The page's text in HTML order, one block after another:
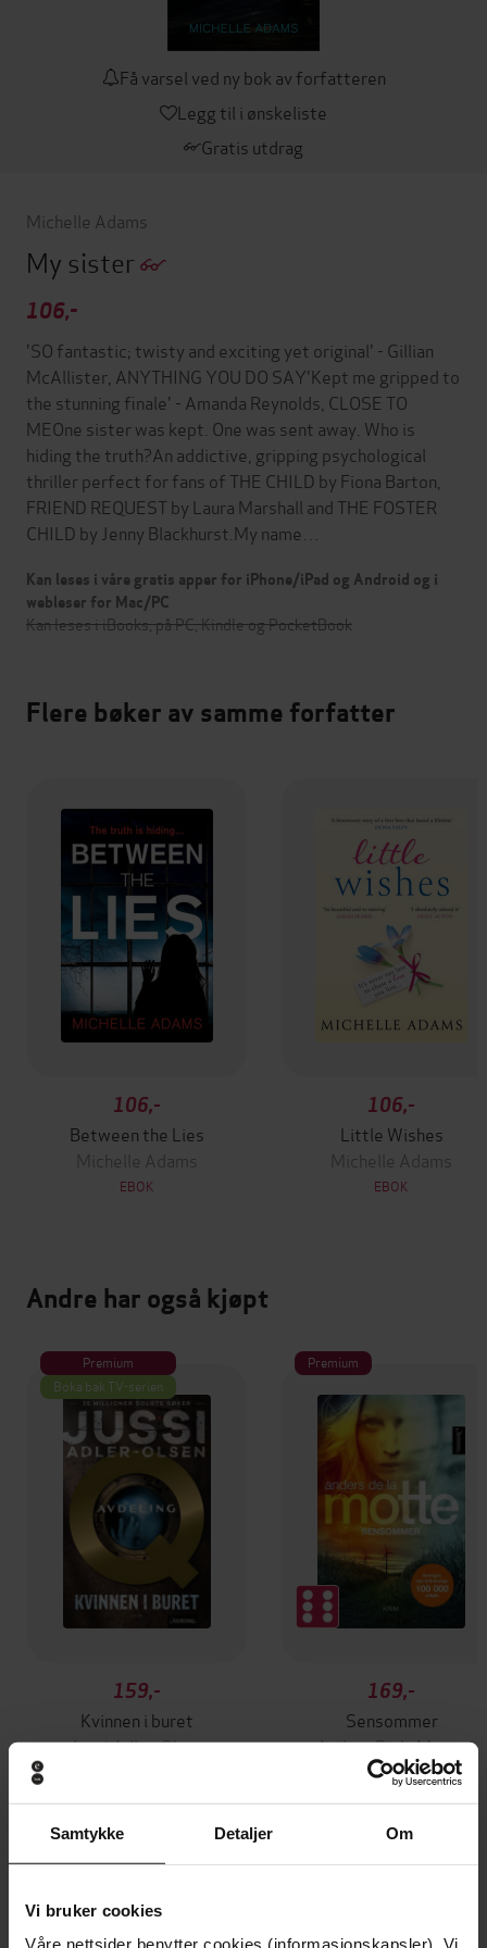
Samtykke Detaljer Om
Vi bruker cookies
Våre nettsider benytter cookies (informasjonskapsler). Vi
Få varsel ved ny bok av forfatteren
Legg til i ønskeliste
Gratis utdrag
Michelle Adams
My sister
106,-
'SO fantastic; twisty and exciting yet original' - Gillian
McAllister, ANYTHING YOU DO SAY'Kept me gripped to
the stunning finale' - Amanda Reynolds, CLOSE TO
MEOne sister was kept. One was sent away. Who is
hiding the truth?An addictive, gripping psychological
thriller perfect for fans of THE CHILD by Fiona Barton,
FRIEND REQUEST by Laura Marshall and THE FOSTER
CHILD by Jenny Blackhurst.My name…
Kan leses i våre gratis apper for iPhone/iPad og Android og i
webleser for Mac/PC
Kan leses i iBooks, på PC, Kindle og PocketBook
Flere bøker av samme forfatter
106,-
Between the Lies
Michelle Adams
EBOK
106,-
Little Wishes
Michelle Adams
EBOK
Andre har også kjøpt
Premium
Boka bak TV-serien
159,-
Kvinnen i buret
Jussi Adler-Olsen
Premium
169,-
Sensommer
Anders De la Motte
EBOK
twists that grip you until the very last page